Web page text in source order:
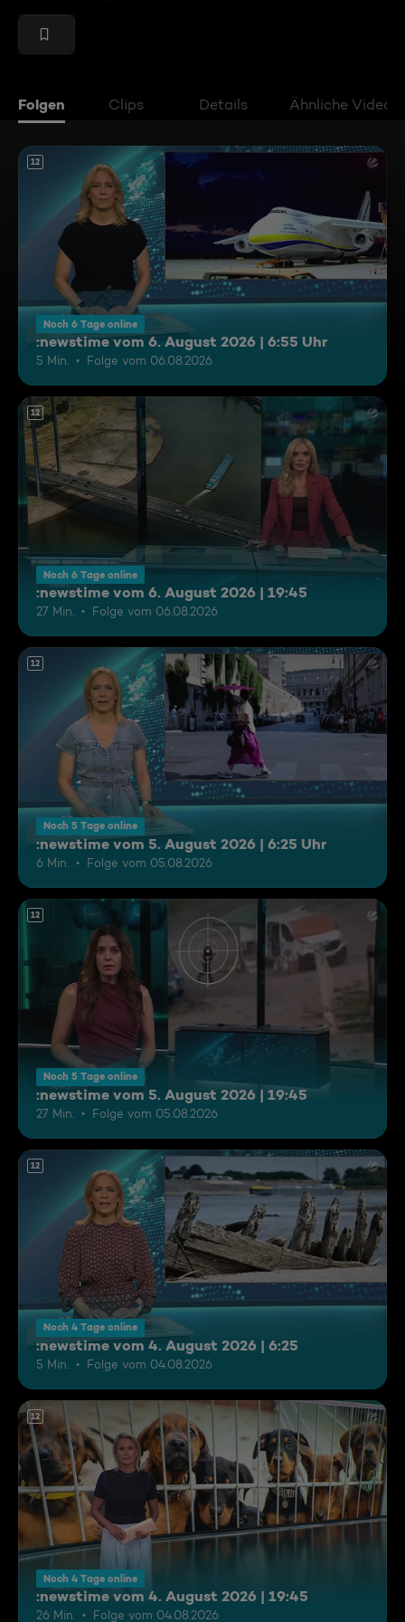
Folgen Clips Details Ähnliche Videos
12
Noch 6 Tage online
:newstime vom 6. August 2026 | 6:55 Uhr
5 Min. Folge vom 06.08.2026
12
Noch 6 Tage online
:newstime vom 6. August 2026 | 19:45
27 Min. Folge vom 06.08.2026
12
Noch 5 Tage online
:newstime vom 5. August 2026 | 6:25 Uhr
6 Min. Folge vom 05.08.2026
12
Noch 5 Tage online
:newstime vom 5. August 2026 | 19:45
27 Min. Folge vom 05.08.2026
12
Noch 4 Tage online
:newstime vom 4. August 2026 | 6:25
5 Min. Folge vom 04.08.2026
12
Noch 4 Tage online
:newstime vom 4. August 2026 | 19:45
26 Min. Folge vom 04.08.2026